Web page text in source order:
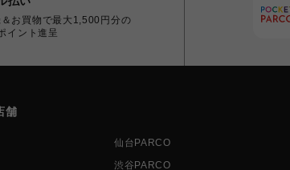
お買物で最大1,500円分の
イント進呈
舗
仙台PARCO
渋谷PARCO